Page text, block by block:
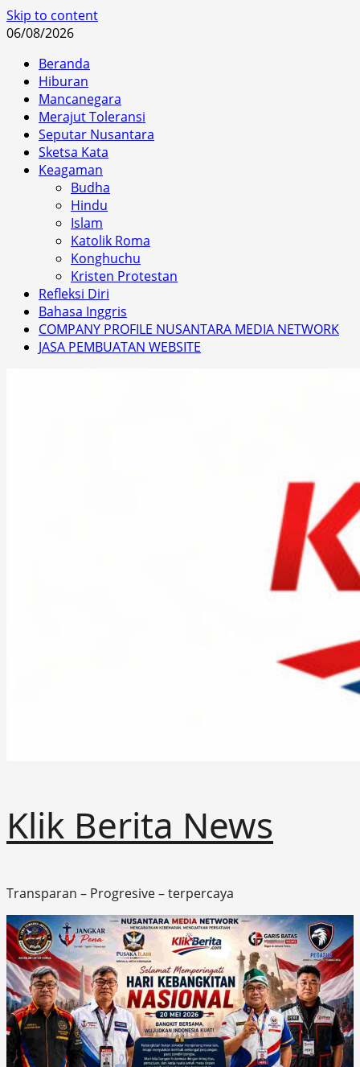
Skip to content
06/08/2026
Beranda
Hiburan
Mancanegara
Merajut Toleransi
Seputar Nusantara
Sketsa Kata
Keagaman
Budha
Hindu
Islam
Katolik Roma
Konghuchu
Kristen Protestan
Refleksi Diri
Bahasa Inggris
COMPANY PROFILE NUSANTARA MEDIA NETWORK
JASA PEMBUATAN WEBSITE
Klik Berita News
Transparan – Progresive – terpercaya